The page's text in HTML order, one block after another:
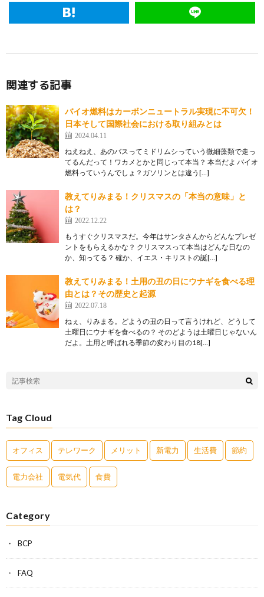
関連する記事
バイオ燃料はカーボンニュートラル実現に不可欠！
日本そして国際社会における取り組みとは
2024.04.11
ねえねえ、あのバスってミドリムシっていう微細藻類で走っ
てるんだって！ワカメとかと同じって本当？ 本当だよ バイオ
燃料っていうんでしょ？ガソリンとは違う[…]
教えてりみまる！クリスマスの「本当の意味」と
は？
2022.12.22
もうすぐクリスマスだ。今年はサンタさんからどんなプレゼ
ントをもらえるかな？ クリスマスって本当はどんな日なの
か、知ってる？ 確か、イエス・キリストの誕[…]
教えてりみまる！土用の丑の日にウナギを食べる理
由とは？その歴史と起源
2022.07.18
ねぇ、りみまる。どようの丑の日って言うけれど、どうして
土曜日にウナギを食べるの？ そのどようは土曜日じゃないん
だよ。土用と呼ばれる季節の変わり目の18[…]
Tag Cloud
オフィス テレワーク メリット 新電力 生活費 節約
電力会社 電気代 食費
Category
BCP
FAQ